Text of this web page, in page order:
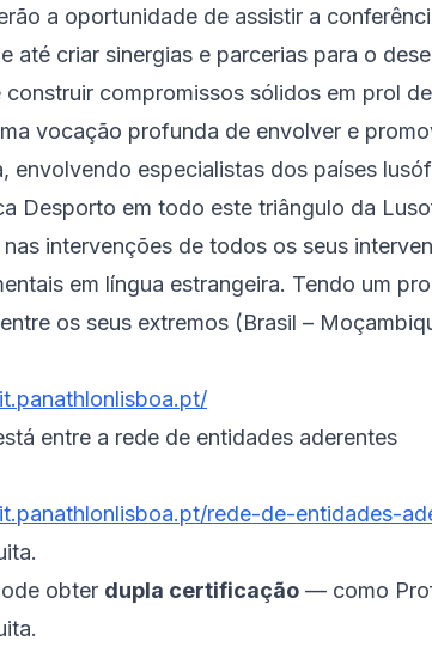
a oportunidade de assistir a
até criar sinergias e parcerias para o
compromissos sólidos em prol
vocação profunda de envolver e
envolvendo especialistas dos países
Desporto em todo este triângulo da
intervenções de todos os seus
em língua estrangeira. Tendo um
os seus extremos (Brasil –
entre a rede de entidades aderentes
rede-de-entidades-
obter dupla certificação — como